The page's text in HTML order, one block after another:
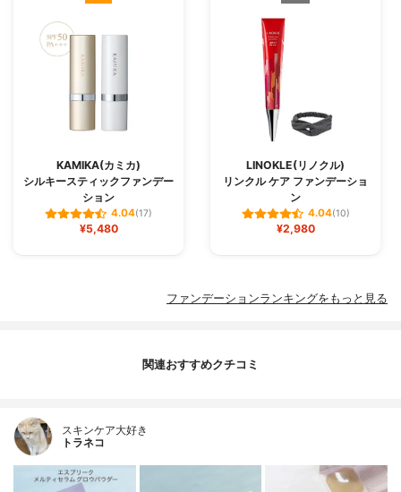
KAMIKA(カミカ)
シルキースティックファンデー
ション
4.04(17)
¥5,480
LINOKLE(リノクル)
リンクル ケア ファンデーショ
ン
4.04(10)
¥2,980
ファンデーションランキングをもっと見る
関連おすすめクチコミ
スキンケア大好き
トラネコ